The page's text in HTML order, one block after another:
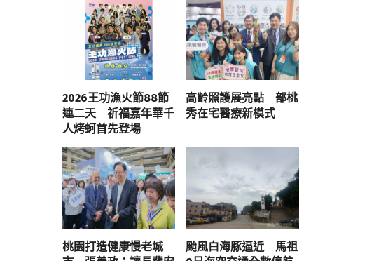
2026王功漁火節88節
連二天 祈福嘉年華千
人烤蚵首先登場
高齡照護展亮點 部桃
秀在宅醫療新模式
桃園打造健康慢老城
颱風白海豚逼近 馬祖